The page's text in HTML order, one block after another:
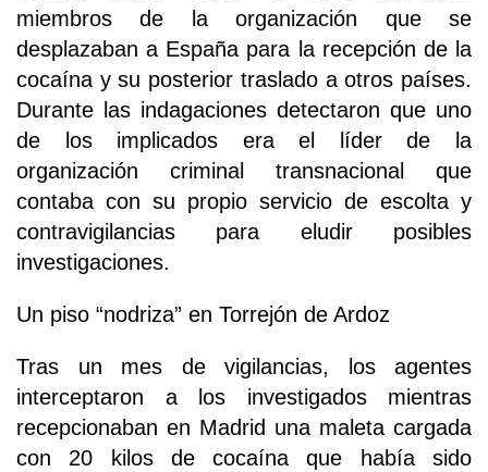
miembros de la organización que se
desplazaban a España para la recepción de la
cocaína y su posterior traslado a otros países.
Durante las indagaciones detectaron que uno
de los implicados era el líder de la
organización criminal transnacional que
contaba con su propio servicio de escolta y
contravigilancias para eludir posibles
investigaciones.
Un piso “nodriza” en Torrejón de Ardoz
Tras un mes de vigilancias, los agentes
interceptaron a los investigados mientras
recepcionaban en Madrid una maleta cargada
con 20 kilos de cocaína que había sido